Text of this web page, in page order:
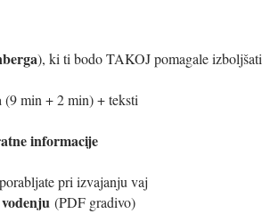
), ki ti bodo TAKOJ pomagale izboljšati
(9 min + 2 min) + teksti
informacije
pri izvajanju vaj
(PDF gradivo)